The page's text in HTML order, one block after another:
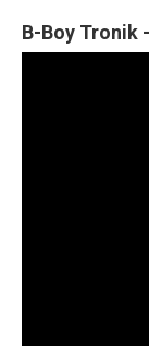
B-Boy Tronik